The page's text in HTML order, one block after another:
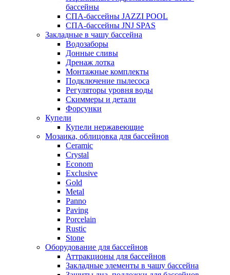
бассейны
СПА-бассейны JAZZI POOL
СПА-бассейны JNJ SPAS
Закладные в чашу бассейна
Водозаборы
Донные сливы
Дренаж лотка
Монтажные комплекты
Подключение пылесоса
Регуляторы уровня воды
Скиммеры и детали
Форсунки
Купели
Купели нержавеющие
Мозаика, облицовка для бассейнов
Ceramic
Crystal
Econom
Exclusive
Gold
Metal
Panno
Paving
Porcelain
Rustic
Stone
Оборудование для бассейнов
Аттракционы для бассейнов
Закладные элементы в чашу бассейна